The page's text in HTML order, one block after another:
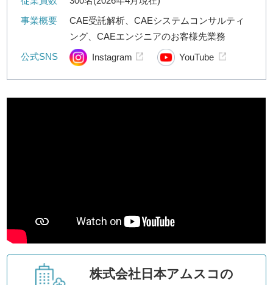
事業概要
CAE受託解析、CAEシステムコンサルティ
ング、CAEエンジニアのお客様先業務
公式SNS
Instagram YouTube
株式会社日本アムスコの